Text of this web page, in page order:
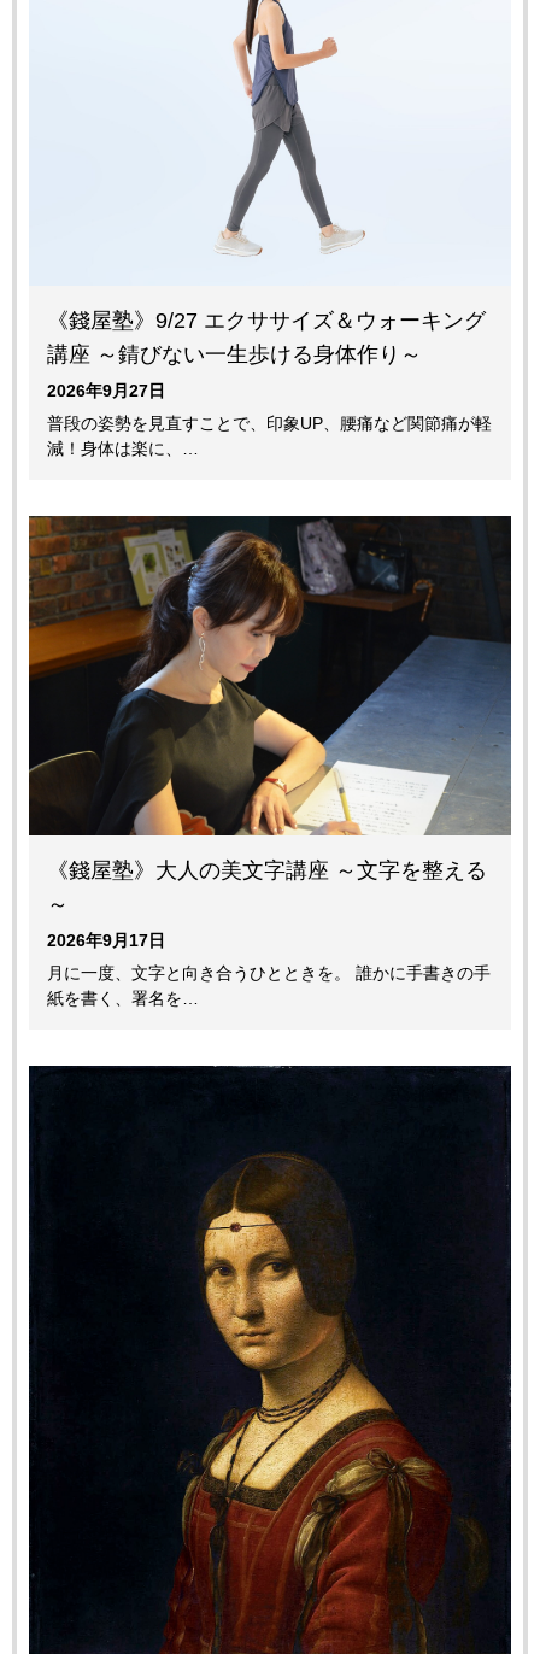
《錢屋塾》9/27 エクササイズ＆ウォーキング
講座 ～錆びない一生歩ける身体作り～
2026年9月27日
普段の姿勢を見直すことで、印象UP、腰痛など関節痛が軽
減！身体は楽に、…
《錢屋塾》大人の美文字講座 ～文字を整える
～
2026年9月17日
月に一度、文字と向き合うひとときを。 誰かに手書きの手
紙を書く、署名を…